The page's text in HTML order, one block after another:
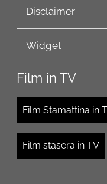
Disclaimer
Widget
Film in TV
Film Stamattina in
Film stasera in TV